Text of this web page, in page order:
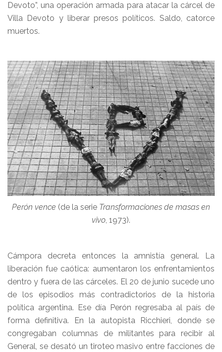
Devoto”, una operación armada para atacar la cárcel de
Villa Devoto y liberar presos políticos. Saldo, catorce
muertos.
Perón vence (de la serie Transformaciones de masas en
vivo, 1973).
Cámpora decreta entonces la amnistía general. La
liberación fue caótica: aumentaron los enfrentamientos
dentro y fuera de las cárceles. El 20 de junio sucede uno
de los episodios más contradictorios de la historia
política argentina. Ese día Perón regresaba al país de
forma definitiva. En la autopista Ricchieri, donde se
congregaban columnas de militantes para recibir al
General, se desató un tiroteo masivo entre facciones de